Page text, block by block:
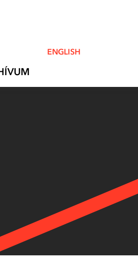
ENGLISH